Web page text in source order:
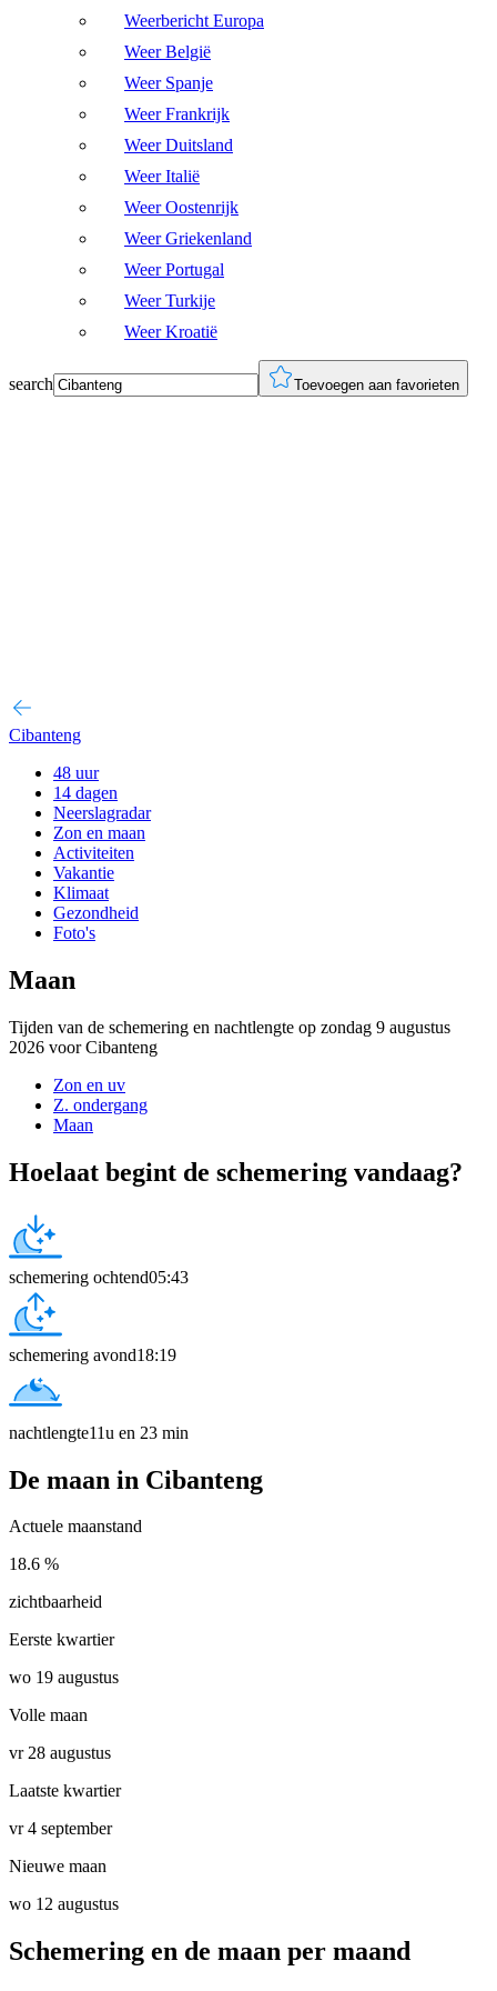
Weerbericht Europa
Weer België
Weer Spanje
Weer Frankrijk
Weer Duitsland
Weer Italië
Weer Oostenrijk
Weer Griekenland
Weer Portugal
Weer Turkije
Weer Kroatië
search Toevoegen aan favorieten
Cibanteng
48 uur
14 dagen
Neerslagradar
Zon en maan
Activiteiten
Vakantie
Klimaat
Gezondheid
Foto's
Maan
Tijden van de schemering en nachtlengte op zondag 9 augustus
2026 voor Cibanteng
Zon en uv
Z. ondergang
Maan
Hoelaat begint de schemering vandaag?
schemering ochtend05:43
schemering avond18:19
nachtlengte11u en 23 min
De maan in Cibanteng
Actuele maanstand
18.6 %
zichtbaarheid
Eerste kwartier
wo 19 augustus
Volle maan
vr 28 augustus
Laatste kwartier
vr 4 september
Nieuwe maan
wo 12 augustus
Schemering en de maan per maand